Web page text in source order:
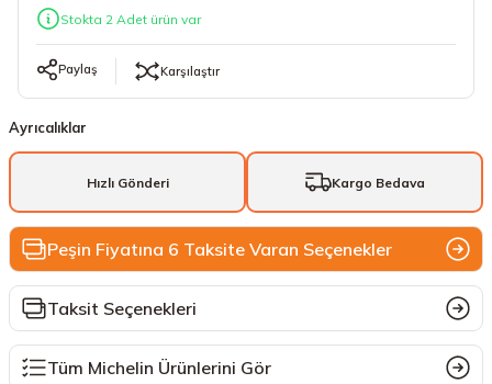
Stokta 2 Adet ürün var
Paylaş Karşılaştır
Ayrıcalıklar
Hızlı Gönderi Kargo Bedava
Peşin Fiyatına 6 Taksite Varan Seçenekler
Taksit Seçenekleri
Tüm Michelin Ürünlerini Gör